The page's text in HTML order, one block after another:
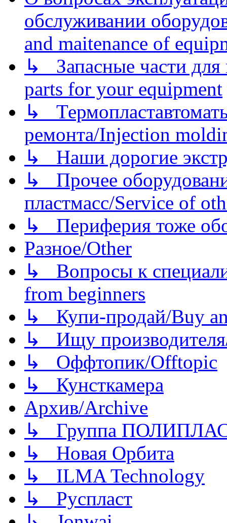
обслуживании
and maitenance of
↳ Запасные части для
parts for your equipment
↳
ремонта/Injection
↳ Наши дорогие
↳ Прочее
пластмасс/Service of
↳ Периферия тоже
Разное/Other
↳ Вопросы к
from beginners
↳ Купи-продай/Buy
↳ Ищу
↳ Оффтопик/Offtopic
↳ Кунсткамера
Архив/Archive
↳ Группа
↳ Новая Орбита
↳ ILMA Technology
↳ Руспласт